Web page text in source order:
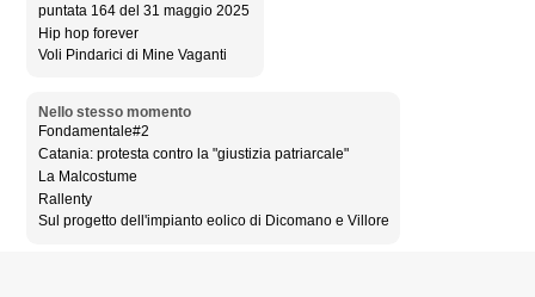
puntata 164 del 31 maggio 2025
Hip hop forever
Voli Pindarici di Mine Vaganti
Nello stesso momento
Fondamentale#2
Catania: protesta contro la "giustizia patriarcale"
La Malcostume
Rallenty
Sul progetto dell'impianto eolico di Dicomano e Villore